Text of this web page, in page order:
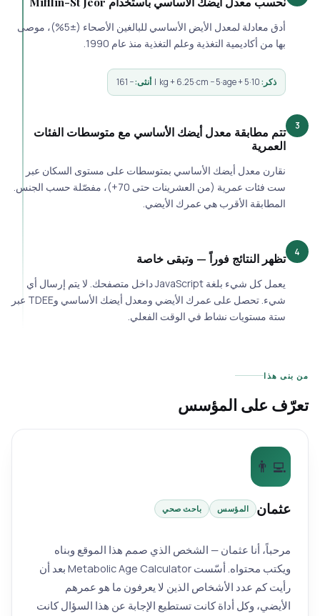
أدق معادلة لمعدل الأيض الأساسي للبالغين الأصحاء (±5%)، موصى
بها من أكاديمية التغذية وعلم التغذية منذ عام 1990.
ذكر:10·kg + 6.25·cm − 5·age + 5 | أنثى:− 161
تتم مطابقة معدل أيضك الأساسي مع متوسطات الفئات
العمرية
نقارن معدل أيضك الأساسي بمتوسطات على مستوى السكان عبر
ست فئات عمرية (من العشرينات حتى 70+)، مفصّلة حسب الجنس.
المطابقة الأقرب هي عمرك الأيضي.
تظهر النتائج فوراً — وتبقى خاصة
يعمل كل شيء بلغة JavaScript داخل متصفحك. لا يتم إرسال أي
شيء. تحصل على عمرك الأيضي ومعدل أيضك الأساسي وTDEE عبر
ستة مستويات نشاط في الوقت الفعلي.
بنى هذا
على المؤسس
👨‍💻
عثمان المؤسس باحث صحي
مرحباً، أنا عثمان — الشخص الذي صمم هذا الموقع وبناه
ويكتب محتواه. أسّست Metabolic Age Calculator بعد أن
رأيت كم عدد الأشخاص الذين لا يعرفون ما هو عمرهم
الأيضي، وكل أداة كانت تستطيع الإجابة عن هذا السؤال كانت